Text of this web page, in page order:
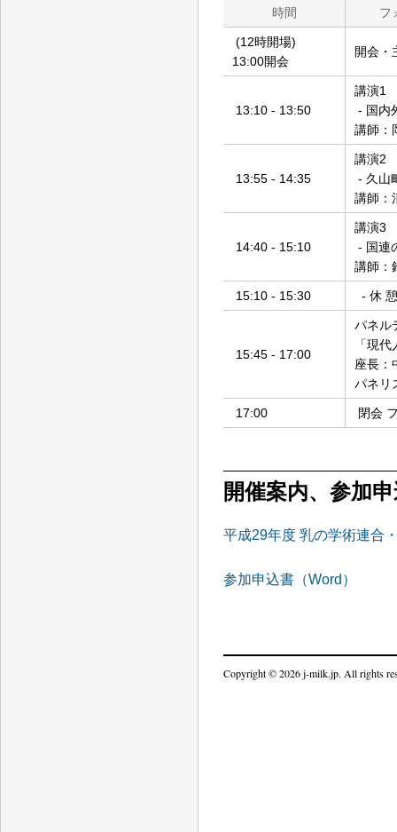
時間 フォ
(12時開場)
13:00開会
開会・
13:10 - 13:50
講演1
- 国内
講師：
13:55 - 14:35
講演2
- 久山
講師：
14:40 - 15:10
講演3
- 国連
講師：
15:10 - 15:30 - 休
15:45 - 17:00
パネル
「現
座長：
パネリ
17:00 閉会
開催案内、参加
平成29年度 乳の学術連合
参加申込書（Word）
Copyright © 2026 j-milk.jp. All rights